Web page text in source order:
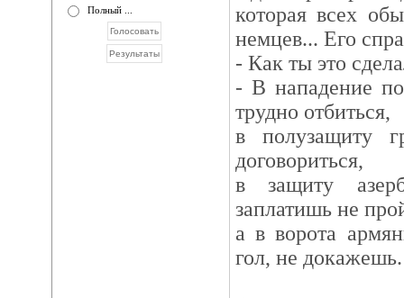
Полный ...
которая всех
немцев... Его
- Как ты это
- В нападение
трудно отбиться,
в полузащиту
договориться,
в защиту
заплатишь не
а в ворота
гол, не докажешь.